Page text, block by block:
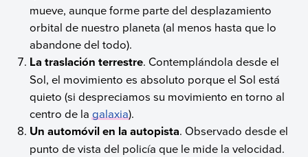
mueve, aunque forme parte del desplazamiento
orbital de nuestro planeta (al menos hasta que lo
abandone del todo).
La traslación terrestre. Contemplándola desde el
Sol, el movimiento es absoluto porque el Sol está
quieto (si despreciamos su movimiento en torno al
centro de lagalaxia).
Un automóvil en la autopista. Observado desde el
punto de vista del policía que le mide la velocidad.